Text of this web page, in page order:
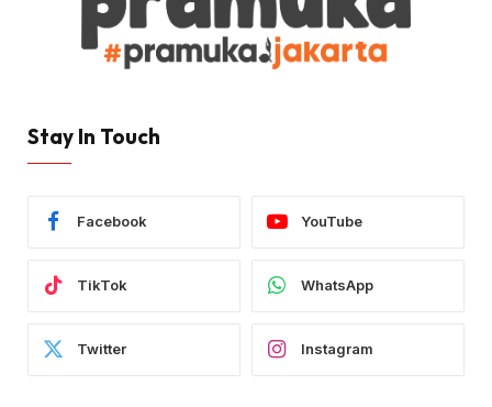
Stay In Touch
Facebook YouTube
TikTok WhatsApp
Twitter Instagram